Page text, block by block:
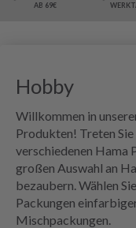
AB 69€
Hobby
Willkommen in
Produkten! Treten Sie
verschiedenen Hama
großen Auswahl an
bezaubern. Wählen
Packungen
Mischpackungen.